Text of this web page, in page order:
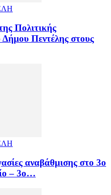
Πολιτικής
Πεντέλης στους
αναβάθμισης στο 3ο
– 3ο…